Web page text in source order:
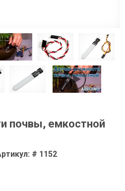
почвы, емкостной
# 1152